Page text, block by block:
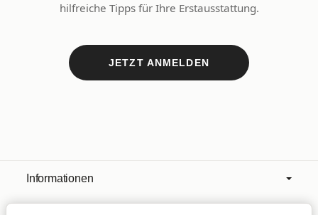
hilfreiche Tipps für Ihre Erstausstattung.
JETZT ANMELDEN
Informationen